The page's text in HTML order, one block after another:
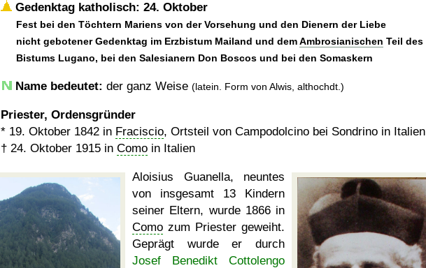
Gedenktag katholisch: 24. Oktober
Fest bei den Töchtern Mariens von der Vorsehung und den Dienern der Liebe
nicht gebotener Gedenktag im Erzbistum Mailand und demAmbrosianischen Teil des
Bistums Lugano, bei den Salesianern Don Boscos und bei den Somaskern
Name bedeutet: der ganz Weise (latein. Form von Alwis, althochdt.)
Priester, Ordensgründer
* 19. Oktober 1842 in Fraciscio, Ortsteil von Campodolcino bei Sondrino in Italien
† 24. Oktober 1915 in Como in Italien
Aloisius Guanella, neuntes
von insgesamt 13 Kindern
seiner Eltern, wurde 1866 in
Como zum Priester geweiht.
Geprägt wurde er durch
Josef Benedikt Cottolengo